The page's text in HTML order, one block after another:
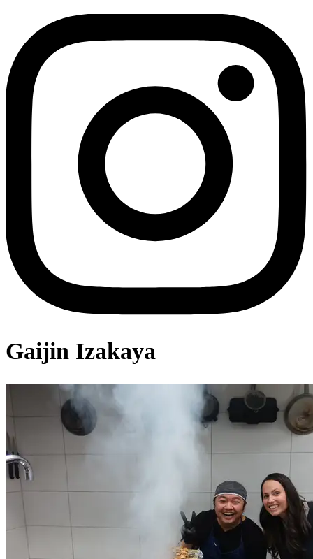
Gaijin Izakaya